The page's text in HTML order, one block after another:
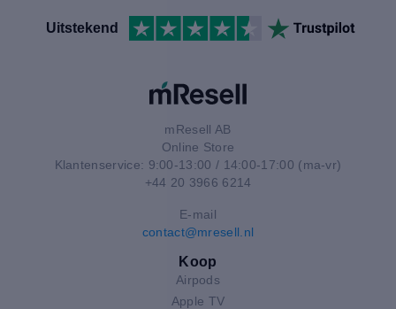
Uitstekend
mResell AB
Online Store
Klantenservice: 9:00-13:00 / 14:00-17:00 (ma-vr)
+44 20 3966 6214
E-mail
contact@mresell.nl
Koop
Airpods
Apple TV